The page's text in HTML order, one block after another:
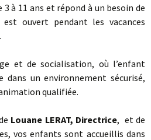
à 11 ans et répond à un besoin de
ouvert pendant les vacances
et de socialisation, où l’enfant
dans un environnement sécurisé,
qualifiée.
Louane LERAT, Directrice, et de
vos enfants sont accueillis dans